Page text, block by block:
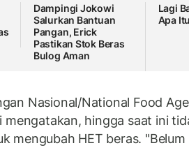
Dampingi Jokowi
Salurkan Bantuan
Pangan, Erick
Pastikan Stok Beras
Bulog Aman
Lagi
Apa
Nasional/National Food
mengatakan, hingga saat ini
mengubah HET beras. "Belum